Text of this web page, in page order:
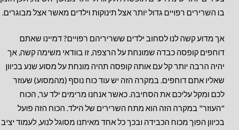
בו השרירים רפויים גדול יותר אצל תינוקות וילדים מאשר אצל מבוגרים.
אך מדוע קשה לנו לסחוב ילדים ששריריהם רפויים? דמיינו שאתם
דוחפים קופסה כבדה שמונחת על הרצפה, זו בוודאי משימה קשה, אך
יהיה הרבה יותר קל עם אותה קופסה תהיה מונחת על מסוע שנע בכיוון
שאליו אתם דוחפים. במקרה הזה יש עוד כוח נוסף (מהמסוע) שעוזר
לכם ומקל עליכם את הסחיבה. כאשר אנחנו מרימים ילד ער, הכוח
"העוזר" במקרה הזה הוא מתח השרירים של הילד. הכוח הזה פועל
בכיוון הפוך מכוח הכבידה ובכך כל אחד מאיתנו מסוגל לנוע, לעמוד יציב